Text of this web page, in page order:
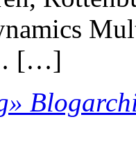
[…]